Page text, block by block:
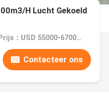
H Lucht Gekoeld
Prijs：USD 55000-67000 dollar
Contacteer ons